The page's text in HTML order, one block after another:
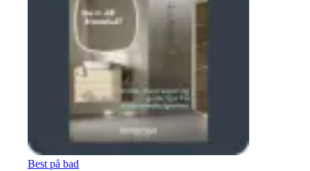
Best på bad